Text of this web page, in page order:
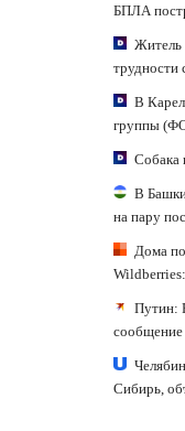
БПЛА
Житель
трудности
В
группы
Собака
В
на пару
Дома
Wildberries:
Путин:
сообщение
Сибирь,